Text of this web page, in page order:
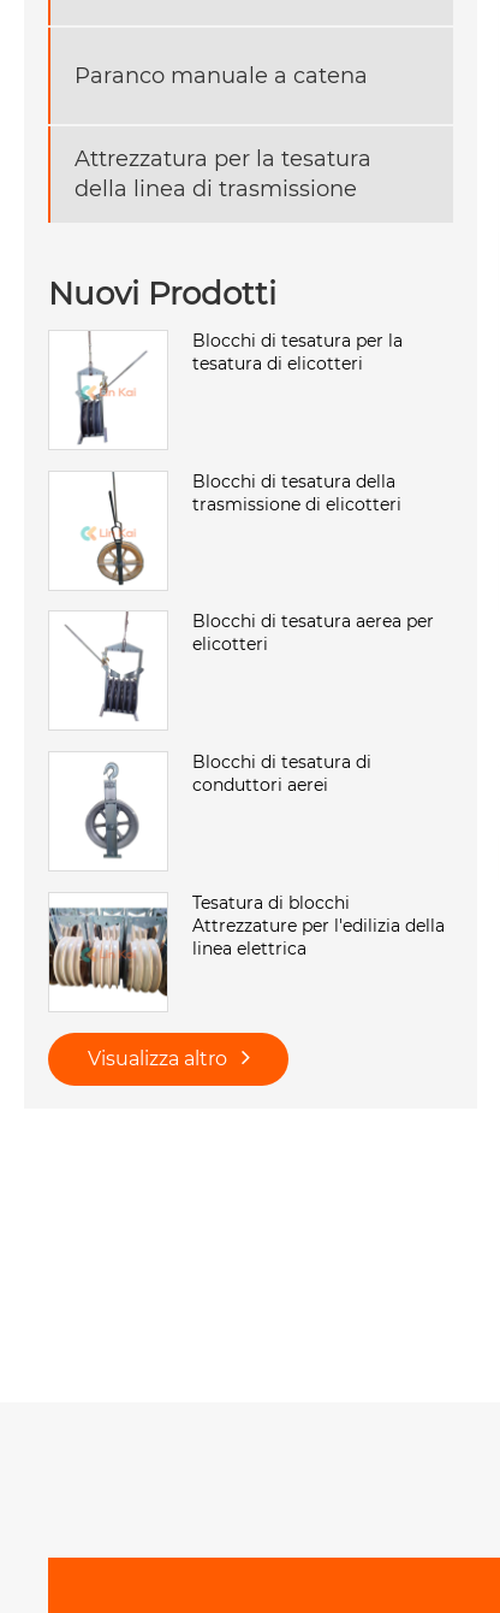
Paranco manuale a catena
Attrezzatura per la tesatura
della linea di trasmissione
Nuovi Prodotti
Blocchi di tesatura per la
tesatura di elicotteri
Blocchi di tesatura della
trasmissione di elicotteri
Blocchi di tesatura aerea per
elicotteri
Blocchi di tesatura di
conduttori aerei
Tesatura di blocchi
Attrezzature per l'edilizia della
linea elettrica
Visualizza altro